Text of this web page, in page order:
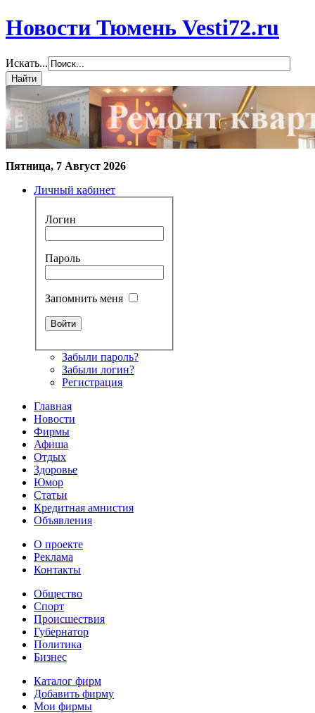
Новости Тюмень Vesti72.ru
Искать...
Пятница, 7 Август 2026
Личный кабинет
Логин
Пароль
Запомнить меня
Забыли пароль?
Забыли логин?
Регистрация
Главная
Новости
Фирмы
Афиша
Отдых
Здоровье
Юмор
Статьи
Кредитная амнистия
Объявления
О проекте
Реклама
Контакты
Общество
Спорт
Происшествия
Губернатор
Политика
Бизнес
Каталог фирм
Добавить фирму
Мои фирмы